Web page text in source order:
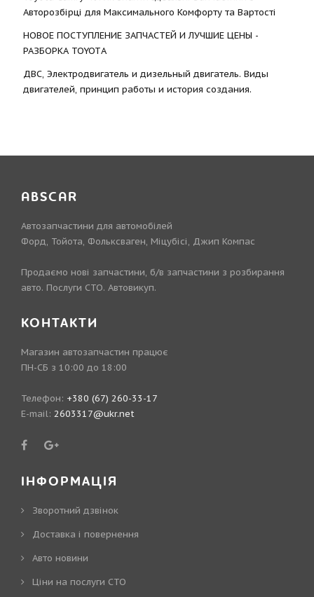
Авторозбірці для Максимального Комфорту та Вартості
НОВОЕ ПОСТУПЛЕНИЕ ЗАПЧАСТЕЙ И ЛУЧШИЕ ЦЕНЫ -
РАЗБОРКА TOYOTА
ДВС, Электродвигатель и дизельный двигатель. Виды
двигателей, принцип работы и история создания.
ABSCAR
Автозапчастини для автомобілей
Форд, Тойота, Фольксваген, Міцубісі, Джип Компас
Продаємо нові запчастини, б/в запчастини з розбирання
авто. Послуги СТО. Автовикуп.
КОНТАКТИ
Магазин автозапчастин працює
ПН-СБ з 10:00 до 18:00
Телефон: +380 (67) 260-33-17
E-mail: 2603317@ukr.net
ІНФОРМАЦІЯ
Зворотний дзвінок
Доставка і повернення
Авто новини
Ціни на послуги СТО